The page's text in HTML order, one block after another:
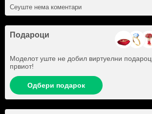
Сеуште нема коментари
Подароци
Моделот уште не добил виртуелни
првиот!
Одбери подарок